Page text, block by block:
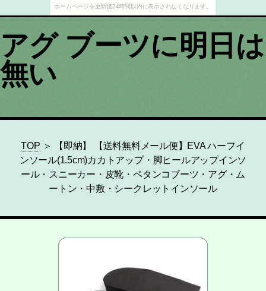
ホームページを更新後24時間以内に表示されなくなります。
アグ ブーツに明日は
無い
TOP ＞ 【即納】 【送料無料メール便】EVA ハーフイ
ンソール(1.5cm)カカトアップ・脚ヒールアップインソ
ール・スニーカー・皮靴・ペタンコブーツ・アグ・ム
ートン・中敷・シークレットインソール